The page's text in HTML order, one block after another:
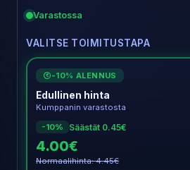
Varastossa
VALITSE TOIMITUSTAPA
€ -10% ALENNUS
Edullinen hinta
Kumppanin varastosta
-10%
Säästät 0.45€
4.00€
Normaalihinta: 4.45€